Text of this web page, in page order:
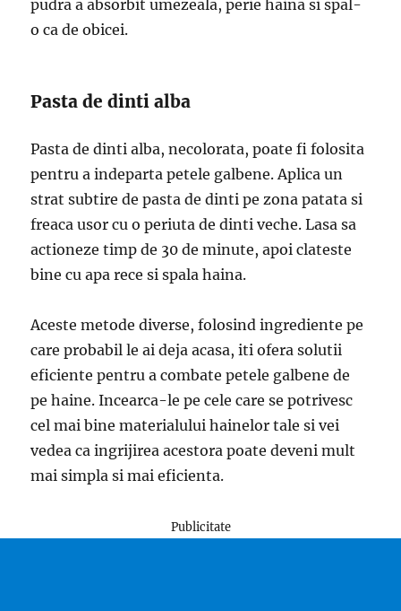
pudra a absorbit umezeala, perie haina si spal-
o ca de obicei.
Pasta de dinti alba
Pasta de dinti alba, necolorata, poate fi folosita
pentru a indeparta petele galbene. Aplica un
strat subtire de pasta de dinti pe zona patata si
freaca usor cu o periuta de dinti veche. Lasa sa
actioneze timp de 30 de minute, apoi clateste
bine cu apa rece si spala haina.
Aceste metode diverse, folosind ingrediente pe
care probabil le ai deja acasa, iti ofera solutii
eficiente pentru a combate petele galbene de
pe haine. Incearca-le pe cele care se potrivesc
cel mai bine materialului hainelor tale si vei
vedea ca ingrijirea acestora poate deveni mult
mai simpla si mai eficienta.
Publicitate